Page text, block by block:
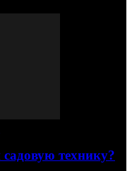
садовую технику?